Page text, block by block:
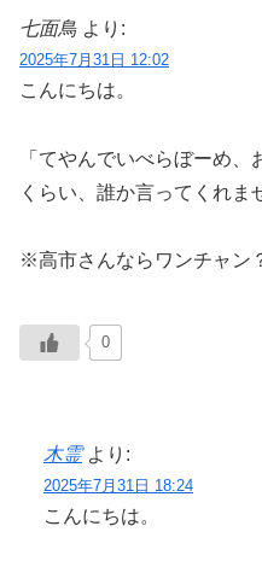
七面鳥 より:
2025年7月31日 12:02
こんにちは。
「てやんでいべらぼーめ、
くらい、誰か言ってくれま
※高市さんならワンチャン
0
木霊 より:
2025年7月31日 18:24
こんにちは。